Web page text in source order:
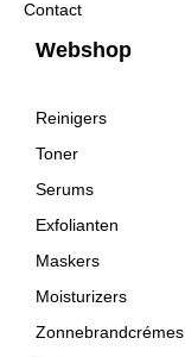
Contact
Webshop
Reinigers
Toner
Serums
Exfolianten
Maskers
Moisturizers
Zonnebrandcrémes